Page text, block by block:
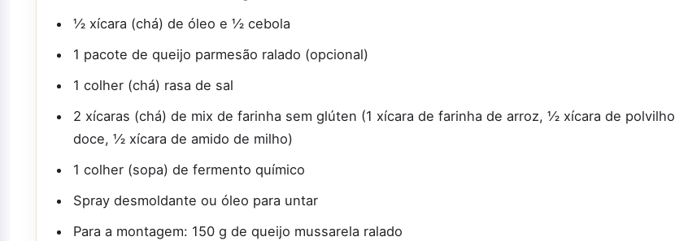
½ xícara (chá) de óleo e ½ cebola
1 pacote de queijo parmesão ralado (opcional)
1 colher (chá) rasa de sal
2 xícaras (chá) de mix de farinha sem glúten (1 xícara de farinha de arroz, ½ xícara de polvilho
doce, ½ xícara de amido de milho)
1 colher (sopa) de fermento químico
Spray desmoldante ou óleo para untar
Para a montagem: 150 g de queijo mussarela ralado